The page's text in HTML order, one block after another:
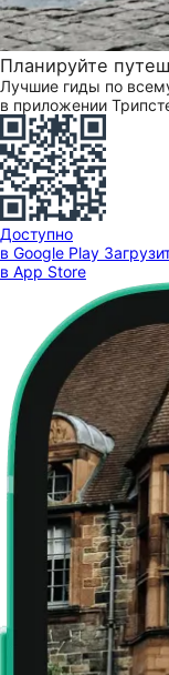
Планируйте
Лучшие гиды по
в приложении
Доступно
в Google Play
в App Store